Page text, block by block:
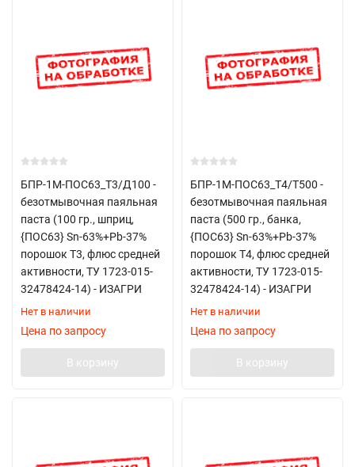
БПР-1М-ПОС63_Т3/Д100 -
безотмывочная паяльная
паста (100 гр., шприц,
{ПОС63} Sn-63%+Pb-37%
порошок Т3, флюс средней
активности, ТУ 1723-015-
32478424-14) - ИЗАГРИ
Нет в наличии
Цена по запросу
В корзину
БПР-1М-ПОС63_Т4/T500 -
безотмывочная паяльная
паста (500 гр., банка,
{ПОС63} Sn-63%+Pb-37%
порошок Т4, флюс средней
активности, ТУ 1723-015-
32478424-14) - ИЗАГРИ
Нет в наличии
Цена по запросу
В корзину